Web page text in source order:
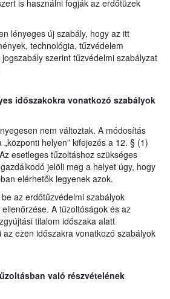
is használni fogják az erdőtüzek
lényeges új szabály, hogy az itt
technológia, tűzvédelem
szerint tűzvédelmi szabályzat
időszakokra vonatkozó szabályok
nem változtak. A módosítás
helyen” kifejezés a 12. § (1)
esetleges tűzoltáshoz szükséges
jelöli meg a helyet úgy, hogy
elérhetők legyenek azok.
az erdőtűzvédelmi szabályok
A tűzoltóságok és az
tilalom időszaka alatt
ezen időszakra vonatkozó szabályok
való részvételének